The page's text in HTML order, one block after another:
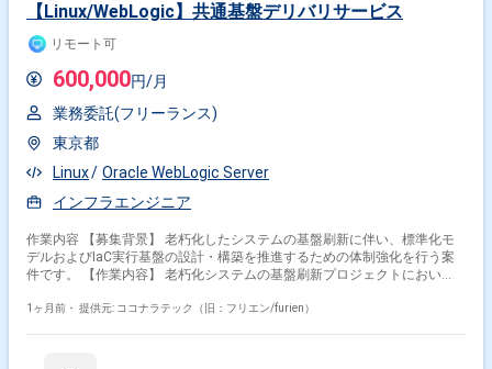
【Linux/WebLogic】共通基盤デリバリサービス
リモート可
600,000円/月
業務委託(フリーランス)
東京都
Linux
Oracle WebLogic Server
インフラエンジニア
作業内容 【募集背景】 老朽化したシステムの基盤刷新に伴い、標準化モ
デルおよびIaC実行基盤の設計・構築を推進するための体制強化を行う案
件です。 【作業内容】 老朽化システムの基盤刷新プロジェクトにおい
す。 Oracle WebLogic Serverを中心としたWebシステム基盤の設計・構築
1ヶ月前・ 提供元: ココナラテック（旧：フリエン/furien）